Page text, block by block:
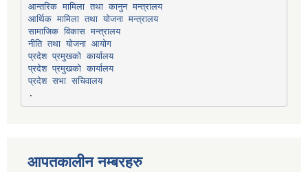
आन्तरिक मामिला तथा कानुन मन्त्रालय
आर्थिक मामिला तथा योजना मन्त्रालय
सामाजिक विकास मन्त्रालय
नीति तथा योजना आयोग
प्रदेश प्रमुखको कार्यालय
प्रदेश प्रमुखको कार्यालय
प्रदेश सभा सचिवालय
आपतकालीन नम्बरहरु